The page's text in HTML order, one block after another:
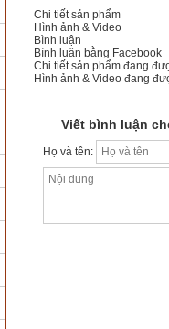
Chi tiết sản phẩm
Hình ảnh & Video
Bình luận
Bình luận bằng Facebook
Chi tiết sản phẩm đang
Hình ảnh & Video đang
Viết bình luận
Họ và tên: